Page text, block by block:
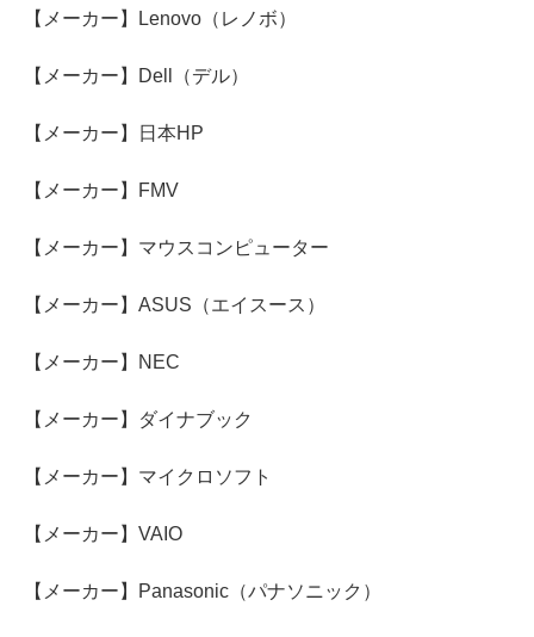
【メーカー】Lenovo（レノボ）
【メーカー】Dell（デル）
【メーカー】日本HP
【メーカー】FMV
【メーカー】マウスコンピューター
【メーカー】ASUS（エイスース）
【メーカー】NEC
【メーカー】ダイナブック
【メーカー】マイクロソフト
【メーカー】VAIO
【メーカー】Panasonic（パナソニック）